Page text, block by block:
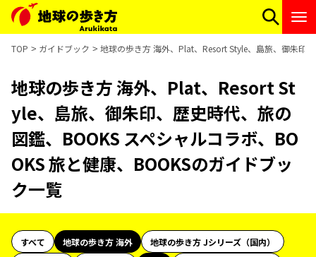
TOP ガイドブック 地球の歩き方 海外、Plat、Resort Style、島旅、御朱印
地球の歩き方 海外、Plat、Resort St
yle、島旅、御朱印、歴史時代、旅の
図鑑、BOOKS スペシャルコラボ、BO
OKS 旅と健康、BOOKSのガイドブッ
ク一覧
すべて 地球の歩き方 海外
地球の歩き方 Jシリーズ（国内）